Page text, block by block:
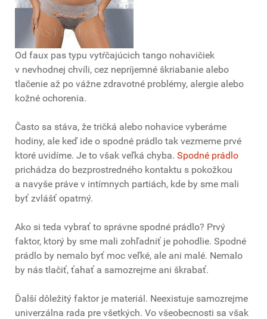
Od faux pas typu vytŕčajúcich tango nohavičiek
v nevhodnej chvíli, cez nepríjemné škriabanie alebo
tlačenie až po vážne zdravotné problémy, alergie alebo
kožné ochorenia.
Často sa stáva, že tričká alebo nohavice vyberáme
hodiny, ale keď ide o spodné prádlo tak vezmeme prvé
ktoré uvidíme. Je to však veľká chyba. Spodné prádlo
prichádza do bezprostredného kontaktu s pokožkou
a navyše práve v intímnych partiách, kde by sme mali
byť zvlášť opatrný.
Ako si teda vybrať to správne spodné prádlo? Prvý
faktor, ktorý by sme mali zohľadniť je pohodlie. Spodné
prádlo by nemalo byť moc veľké, ale ani malé. Nemalo
by nás tlačiť, ťahať a samozrejme ani škrabať.
Ďalší dôležitý faktor je materiál. Neexistuje samozrejme
univerzálna rada pre všetkých. Vo všeobecnosti sa však